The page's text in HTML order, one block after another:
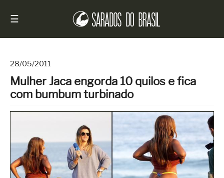
☰
Início
Notícias
Brasil
Entrevistas
28/05/2011
Mulher Jaca engorda 10 quilos e fica
com bumbum turbinado